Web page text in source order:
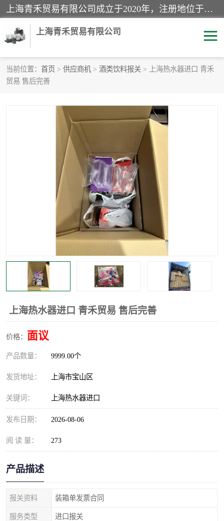
上海青禾贸易有限公司成立于2020年，注册地位于上海市宝山区。经营范围包括：机械设备、五金制品、劳防用品、电子产品、塑胶制品、家具、模具、纺织品、仪器仪表、建筑材料、装饰材料、化工产品、金属制品、机车配件等货物进出口报关、清关服务。
上海青禾贸易有限公司
当前位置： 首页 > 供应商机 > 酒类饮料报关 > 上海热水器进口 青禾
贸易 售后完善
上海热水器进口 青禾贸易 售后完善
价格： 面议
产品数量： 9999.00个
发货地址： 上海市宝山区
关键词： 上海热水器进口
发布日期： 2026-08-06
阅 读 量： 273
产品描述
报关资料 装箱单发票合同
服务类型 进口报关
酒类饮料报关
进口退运报关 服装进口清关
进口杂货清关
家用电器报关 机床进口清关
国际灯具清关